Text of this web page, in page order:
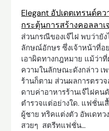
Elegant อัปเดตเทรนด์ค
กระตุ้นการสร้างคอลลา
ส่วนกรณีของเจ๊ไฝ พบว่ายั
ลักษณ์อักษร ซึ่งเจ้าหน้าที่อ
เอาผิดทางกฎหมาย แม้ว่า
ความในลักษณะดังกล่าว เ
ร้านก็ตาม ส่วนผลการตรว
ดาบค่าอาหารร้านเจ๊ไฝคน
ตำรวจแต่อย่างใด. แฟชั่น
ผู้ชาย ทริคแต่งตัว อัพเดท
สวยๆ สตรีทแฟชั่น…